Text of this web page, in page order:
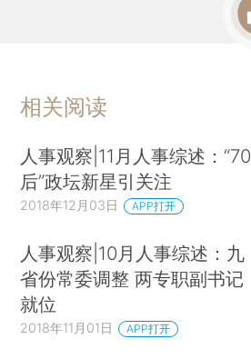
相关阅读
人事观察|11月人事综述：“70
后”政坛新星引关注
2018年12月03日 APP打开
人事观察|10月人事综述：九
省份常委调整 两专职副书记
就位
2018年11月01日 APP打开